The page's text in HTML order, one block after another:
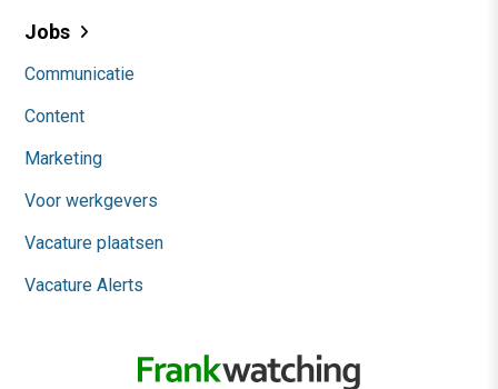
Jobs
Communicatie
Content
Marketing
Voor werkgevers
Vacature plaatsen
Vacature Alerts